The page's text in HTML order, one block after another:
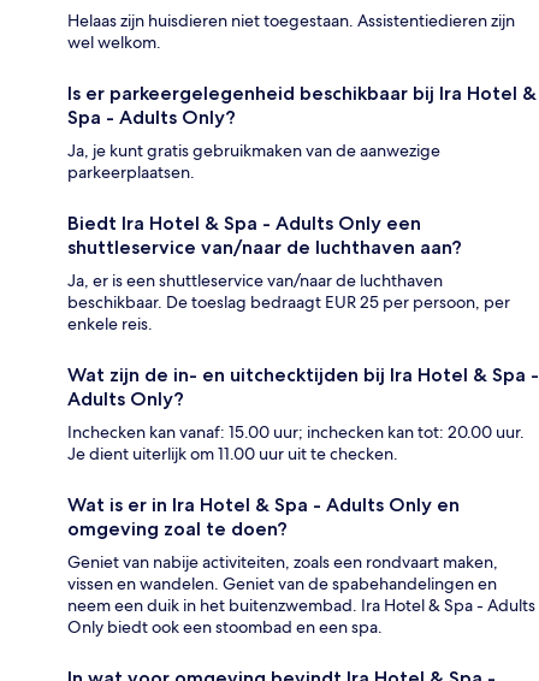
Helaas zijn huisdieren niet toegestaan. Assistentiedieren zijn
wel welkom.
Is er parkeergelegenheid beschikbaar bij Ira Hotel &
Spa - Adults Only?
Ja, je kunt gratis gebruikmaken van de aanwezige
parkeerplaatsen.
Biedt Ira Hotel & Spa - Adults Only een
shuttleservice van/naar de luchthaven aan?
Ja, er is een shuttleservice van/naar de luchthaven
beschikbaar. De toeslag bedraagt EUR 25 per persoon, per
enkele reis.
Wat zijn de in- en uitchecktijden bij Ira Hotel & Spa -
Adults Only?
Inchecken kan vanaf: 15.00 uur; inchecken kan tot: 20.00 uur.
Je dient uiterlijk om 11.00 uur uit te checken.
Wat is er in Ira Hotel & Spa - Adults Only en
omgeving zoal te doen?
Geniet van nabije activiteiten, zoals een rondvaart maken,
vissen en wandelen. Geniet van de spabehandelingen en
neem een duik in het buitenzwembad. Ira Hotel & Spa - Adults
Only biedt ook een stoombad en een spa.